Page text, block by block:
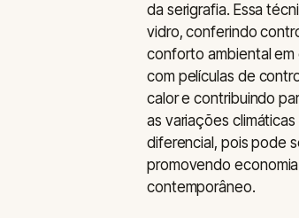
da serigrafia. Essa
vidro, conferindo
conforto ambiental em
com películas de
calor e contribuindo
as variações
diferencial, pois pode
promovendo
contemporâneo.